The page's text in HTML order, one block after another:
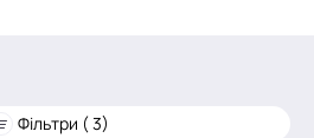
Фільтри ( 3)